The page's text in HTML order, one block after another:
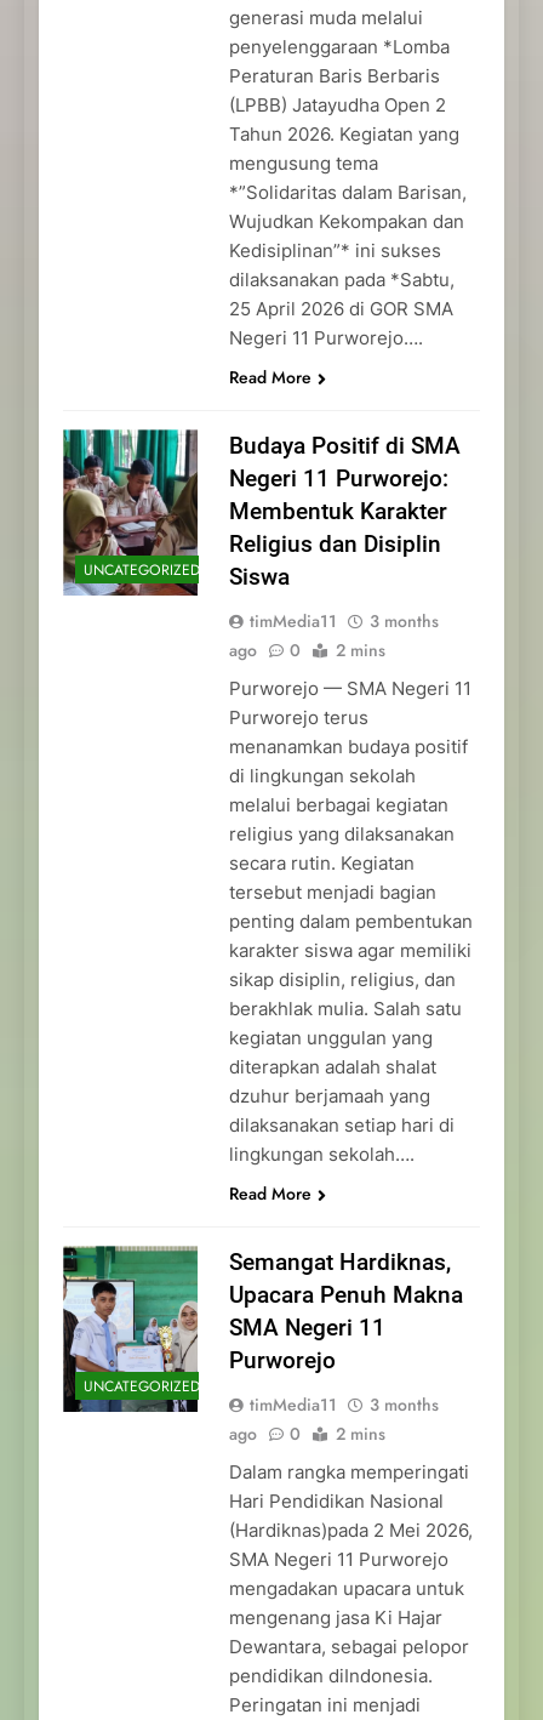
generasi muda melalui
penyelenggaraan *Lomba
Peraturan Baris Berbaris
(LPBB) Jatayudha Open 2
Tahun 2026. Kegiatan yang
mengusung tema
*”Solidaritas dalam Barisan,
Wujudkan Kekompakan dan
Kedisiplinan”* ini sukses
dilaksanakan pada *Sabtu,
25 April 2026 di GOR SMA
Negeri 11 Purworejo….
Read More
UNCATEGORIZED
Budaya Positif di SMA
Negeri 11 Purworejo:
Membentuk Karakter
Religius dan Disiplin
Siswa
timMedia11
3 months
ago
0 2 mins
Purworejo — SMA Negeri 11
Purworejo terus
menanamkan budaya positif
di lingkungan sekolah
melalui berbagai kegiatan
religius yang dilaksanakan
secara rutin. Kegiatan
tersebut menjadi bagian
penting dalam pembentukan
karakter siswa agar memiliki
sikap disiplin, religius, dan
berakhlak mulia. Salah satu
kegiatan unggulan yang
diterapkan adalah shalat
dzuhur berjamaah yang
dilaksanakan setiap hari di
lingkungan sekolah….
Read More
UNCATEGORIZED
Semangat Hardiknas,
Upacara Penuh Makna
SMA Negeri 11
Purworejo
timMedia11
3 months
ago
0 2 mins
Dalam rangka memperingati
Hari Pendidikan Nasional
(Hardiknas)pada 2 Mei 2026,
SMA Negeri 11 Purworejo
mengadakan upacara untuk
mengenang jasa Ki Hajar
Dewantara, sebagai pelopor
pendidikan diIndonesia.
Peringatan ini menjadi